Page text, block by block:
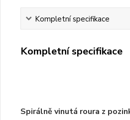
Kompletní specifikace
Kompletní specifikace
Spirálně vinutá roura z